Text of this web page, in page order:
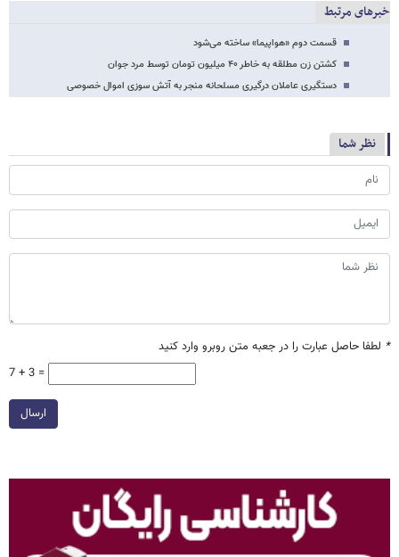
خبرهای مرتبط
قسمت دوم «هواپیما» ساخته می‌شود
کشتن زن مطلقه به خاطر ۴۰ میلیون تومان توسط مرد جوان
دستگیری عاملان درگیری مسلحانه منجر به آتش سوزی اموال خصوصی
نظر شما
* لطفا حاصل عبارت را در جعبه متن روبرو وارد کنید
7 + 3 =
ارسال